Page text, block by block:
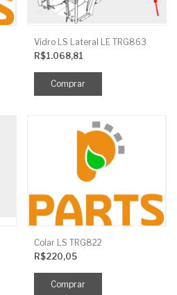
Vidro LS Lateral LE TRG863
R$1.068,81
Colar LS TRG822
R$220,05